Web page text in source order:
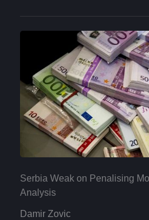
Serbia Weak on Penalising
Analysis
Damir Zovic